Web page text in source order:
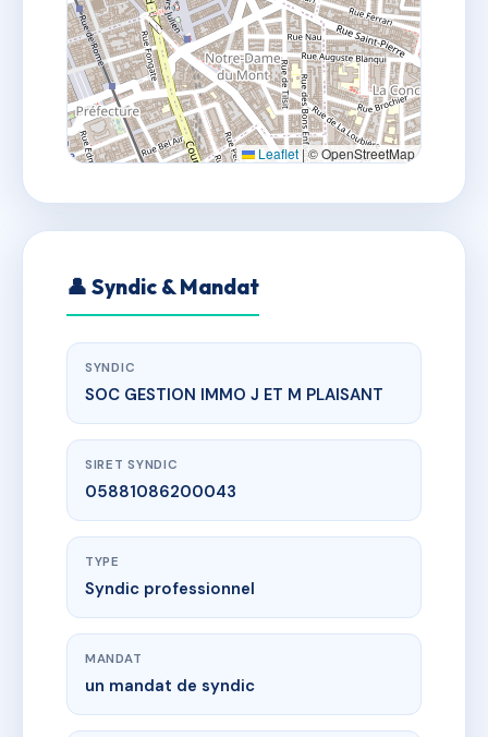
Leaflet |© OpenStreetMap
👤 Syndic & Mandat
SYNDIC
SOC GESTION IMMO J ET M PLAISANT
SIRET SYNDIC
05881086200043
TYPE
Syndic professionnel
MANDAT
un mandat de syndic